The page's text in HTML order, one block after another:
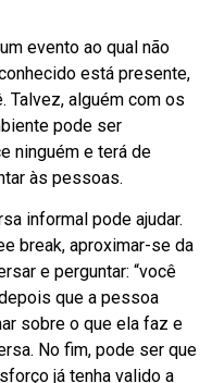
evento ao qual não
está presente,
Talvez, alguém com os
pode ser
ninguém e terá de
às pessoas.
informal pode ajudar.
break, aproximar-se da
e perguntar: “você
que a pessoa
sobre o que ela faz e
No fim, pode ser que
já tenha valido a